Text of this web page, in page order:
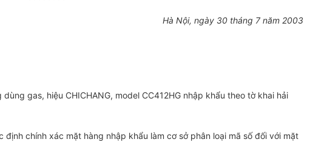
Hà Nội, ngày 30 tháng 7 năm 2003
gas, hiệu CHICHANG, model CC412HG nhập khẩu theo tờ khai hải
chính xác mặt hàng nhập khẩu làm cơ sở phân loại mã số đối với mặt